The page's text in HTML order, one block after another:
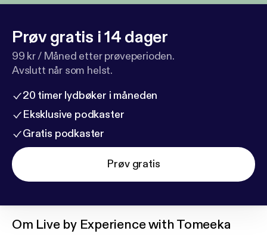
Prøv gratis i 14 dager
99 kr / Måned etter prøveperioden.
Avslutt når som helst.
20 timer lydbøker i måneden
Eksklusive podkaster
Gratis podkaster
Prøv gratis
Om Live by Experience with Tomeeka